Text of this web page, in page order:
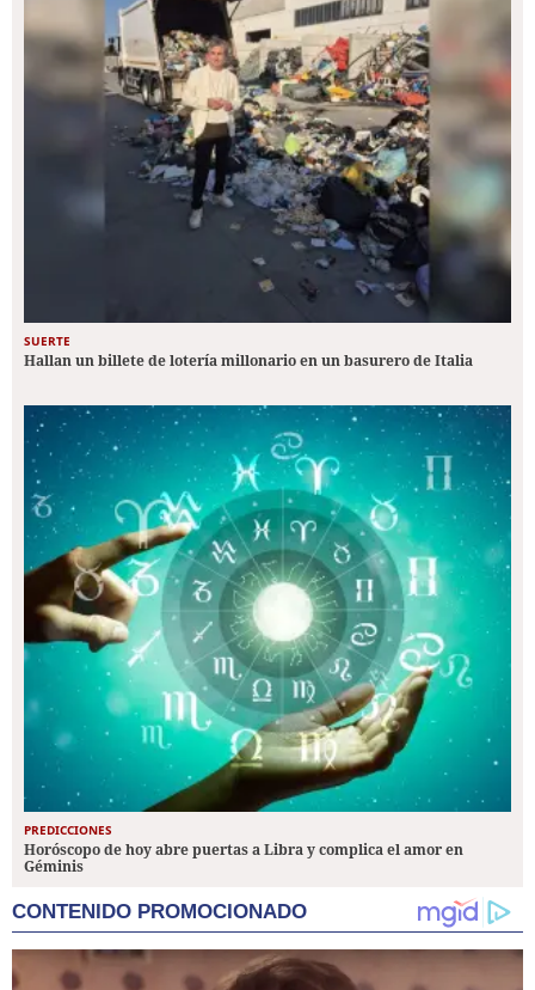
SUERTE
Hallan un billete de lotería millonario en un basurero de Italia
PREDICCIONES
Horóscopo de hoy abre puertas a Libra y complica el amor en
Géminis
CONTENIDO PROMOCIONADO